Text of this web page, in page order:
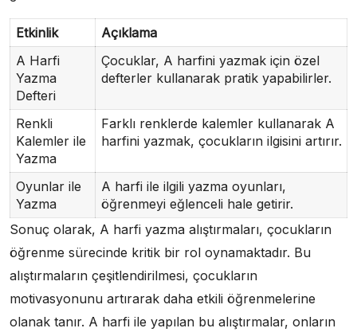
Etkinlik
Açıklama
A Harfi
Yazma
Defteri
Çocuklar, A harfini yazmak için özel
defterler kullanarak pratik yapabilirler.
Renkli
Kalemler ile
Yazma
Farklı renklerde kalemler kullanarak A
harfini yazmak, çocukların ilgisini artırır.
Oyunlar ile
Yazma
A harfi ile ilgili yazma oyunları,
öğrenmeyi eğlenceli hale getirir.
Sonuç olarak, A harfi yazma alıştırmaları, çocukların
öğrenme sürecinde kritik bir rol oynamaktadır. Bu
alıştırmaların çeşitlendirilmesi, çocukların
motivasyonunu artırarak daha etkili öğrenmelerine
olanak tanır. A harfi ile yapılan bu alıştırmalar, onların